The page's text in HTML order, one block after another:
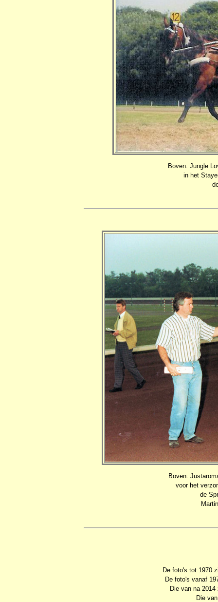
Boven: Jungle
in het
Boven:
voor het
de
De foto's tot 1970
De foto's vanaf
Die van na
Die